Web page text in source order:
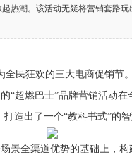
热潮。该活动无疑将营销套路
民狂欢的三大电商促销节
超燃巴士”品牌营销活动在
造出了一个“教科书式”的
全渠道优势的基础上，构